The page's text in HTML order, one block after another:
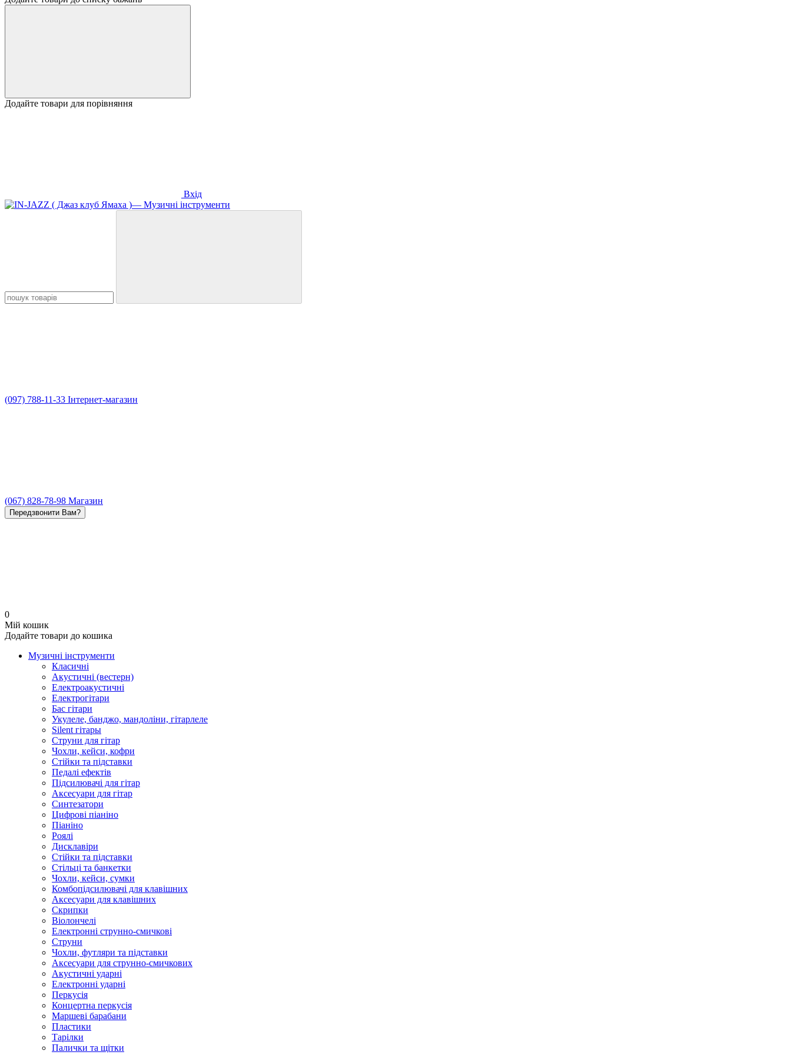
Додайте товари для порівняння
Вхід
(097) 788-11-33 Інтернет-магазин
(067) 828-78-98 Магазин
Передзвонити Вам?
0
Мій кошик
Додайте товари до кошика
Музичні інструменти
Класичні
Акустичні (вестерн)
Електроакустичні
Електрогітари
Бас гітари
Укулеле, банджо, мандоліни, гітарлеле
Silent гітары
Струни для гітар
Чохли, кейси, кофри
Стійки та підставки
Педалі ефектів
Підсилювачі для гітар
Аксесуари для гітар
Синтезатори
Цифрові піаніно
Піаніно
Роялі
Дисклавіри
Стійки та підставки
Стільці та банкетки
Чохли, кейси, сумки
Комбопідсилювачі для клавішних
Аксесуари для клавішних
Скрипки
Віолончелі
Електронні струнно-смичкові
Струни
Чохли, футляри та підставки
Аксесуари для струнно-смичкових
Акустичні ударні
Електронні ударні
Перкусія
Концертна перкусія
Маршеві барабани
Пластики
Тарілки
Палички та щітки